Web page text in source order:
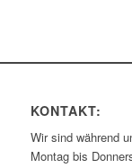
KONTAKT:
Wir sind während
Montag bis